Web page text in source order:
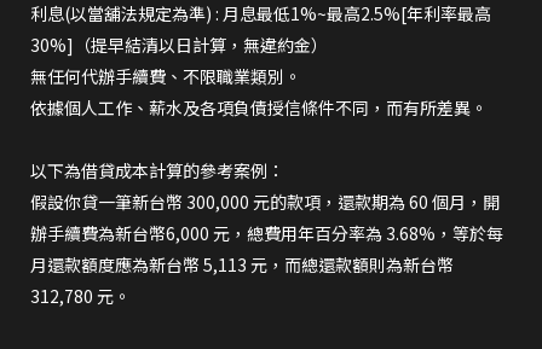
利息(以當舖法規定為準) : 月息最低1%~最高2.5%[年利率最高
30%]（提早結清以日計算，無違約金）
無任何代辦手續費、不限職業類別。
依據個人工作、薪水及各項負債授信條件不同，而有所差異。
以下為借貸成本計算的參考案例：
假設你貸一筆新台幣 300,000 元的款項，還款期為 60 個月，開
辦手續費為新台幣6,000 元，總費用年百分率為 3.68%，等於每
月還款額度應為新台幣 5,113 元，而總還款額則為新台幣
312,780 元。